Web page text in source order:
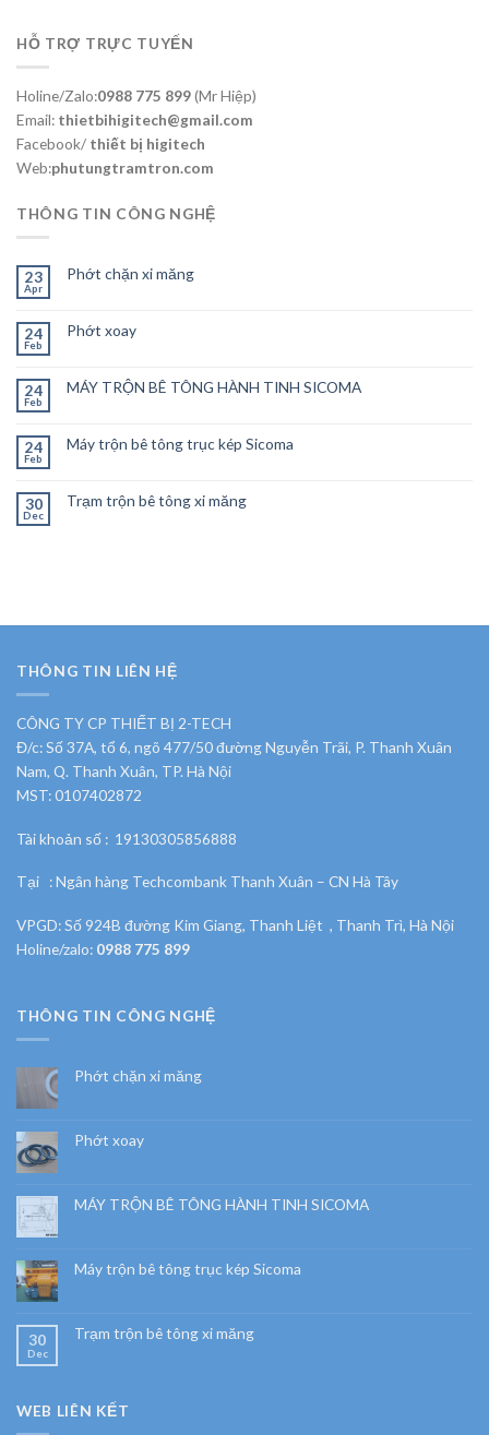
HỖ TRỢ TRỰC TUYẾN
Holine/Zalo:0988 775 899(Mr Hiệp)
Email: thietbihigitech@gmail.com
Facebook/ thiết bị higitech
Web:phutungtramtron.com
THÔNG TIN CÔNG NGHỆ
23
Apr
Phớt chặn xi măng
24
Feb
Phớt xoay
24
Feb
MÁY TRỘN BÊ TÔNG HÀNH TINH SICOMA
24
Feb
Máy trộn bê tông trục kép Sicoma
30
Dec
Trạm trộn bê tông xi măng
THÔNG TIN LIÊN HỆ
CÔNG TY CP THIẾT BỊ 2-TECH
Đ/c: Số 37A, tổ 6, ngõ 477/50 đường Nguyễn Trãi, P. Thanh Xuân
Nam, Q. Thanh Xuân, TP. Hà Nội
MST: 0107402872
Tài khoản số : 19130305856888
Tại : Ngân hàng Techcombank Thanh Xuân – CN Hà Tây
VPGD: Số 924B đường Kim Giang, Thanh Liệt , Thanh Trì, Hà Nội
Holine/zalo: 0988 775 899
THÔNG TIN CÔNG NGHỆ
Phớt chặn xi măng
Phớt xoay
MÁY TRỘN BÊ TÔNG HÀNH TINH SICOMA
Máy trộn bê tông trục kép Sicoma
30
Dec
Trạm trộn bê tông xi măng
WEB LIÊN KẾT